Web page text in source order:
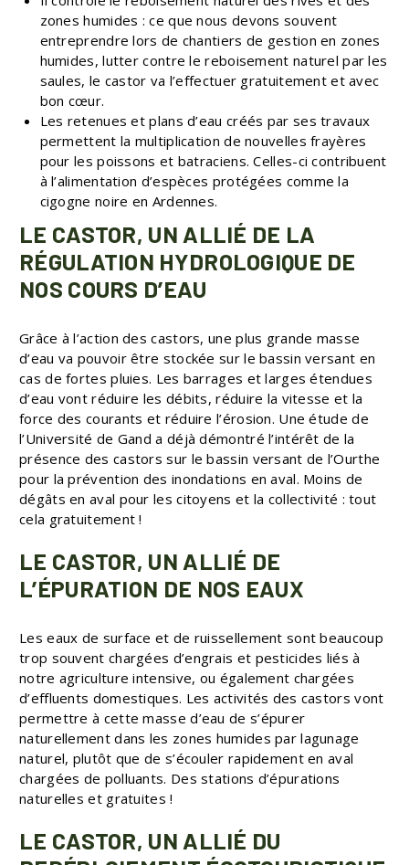
zones humides : ce que nous devons souvent
entreprendre lors de chantiers de gestion en zones
humides, lutter contre le reboisement naturel par les
saules, le castor va l’effectuer gratuitement et avec
bon cœur.
Les retenues et plans d’eau créés par ses travaux
permettent la multiplication de nouvelles frayères
pour les poissons et batraciens. Celles-ci contribuent
à l’alimentation d’espèces protégées comme la
cigogne noire en Ardennes.
LE CASTOR, UN ALLIÉ DE LA
RÉGULATION HYDROLOGIQUE DE
NOS COURS D’EAU
Grâce à l’action des castors, une plus grande masse
d’eau va pouvoir être stockée sur le bassin versant en
cas de fortes pluies. Les barrages et larges étendues
d’eau vont réduire les débits, réduire la vitesse et la
force des courants et réduire l’érosion. Une étude de
l’Université de Gand a déjà démontré l’intérêt de la
présence des castors sur le bassin versant de l’Ourthe
pour la prévention des inondations en aval. Moins de
dégâts en aval pour les citoyens et la collectivité : tout
cela gratuitement !
LE CASTOR, UN ALLIÉ DE
L’ÉPURATION DE NOS EAUX
Les eaux de surface et de ruissellement sont beaucoup
trop souvent chargées d’engrais et pesticides liés à
notre agriculture intensive, ou également chargées
d’effluents domestiques. Les activités des castors vont
permettre à cette masse d’eau de s’épurer
naturellement dans les zones humides par lagunage
naturel, plutôt que de s’écouler rapidement en aval
chargées de polluants. Des stations d’épurations
naturelles et gratuites !
LE CASTOR, UN ALLIÉ DU